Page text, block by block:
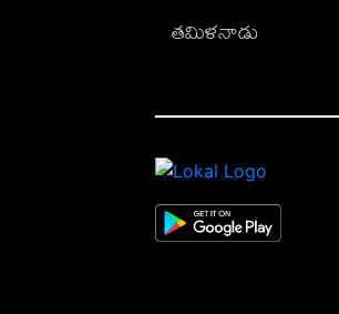
తమిళనాడు